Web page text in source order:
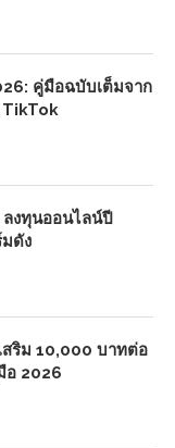
คู่มือฉบับเต็มจาก
TikTok
ลงทุนออนไลน์ปี
ดัง
สริม 10,000 บาทต่อ
อ 2026